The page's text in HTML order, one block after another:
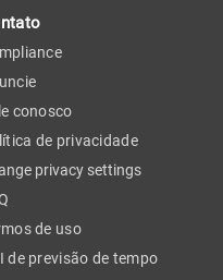
conosco
de privacidade
privacy settings
de uso
de previsão de tempo